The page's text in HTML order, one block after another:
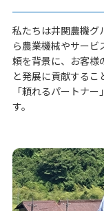
私たちは井関農機グ
ら農業機械やサービ
頼を背景に、お客様
と発展に貢献するこ
「頼れるパートナ
す。